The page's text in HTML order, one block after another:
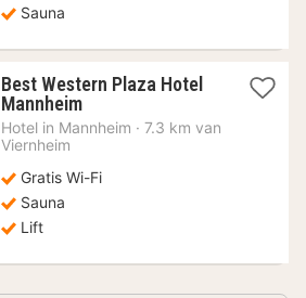
Sauna
Best Western Plaza Hotel
Mannheim1
nacht
€
Hotel in Mannheim · 7.3 km van
Viernheim
Gratis Wi-Fi
Sauna
Lift